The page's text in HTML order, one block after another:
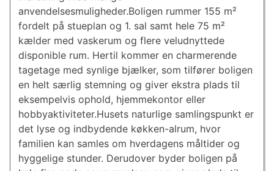
anvendelsesmuligheder.Boligen rummer 155 m²
fordelt på stueplan og 1. sal samt hele 75 m²
kælder med vaskerum og flere veludnyttede
disponible rum. Hertil kommer en charmerende
tagetage med synlige bjælker, som tilfører boligen
en helt særlig stemning og giver ekstra plads til
eksempelvis ophold, hjemmekontor eller
hobbyaktiviteter.Husets naturlige samlingspunkt er
det lyse og indbydende køkken-alrum, hvor
familien kan samles om hverdagens måltider og
hyggelige stunder. Derudover byder boligen på